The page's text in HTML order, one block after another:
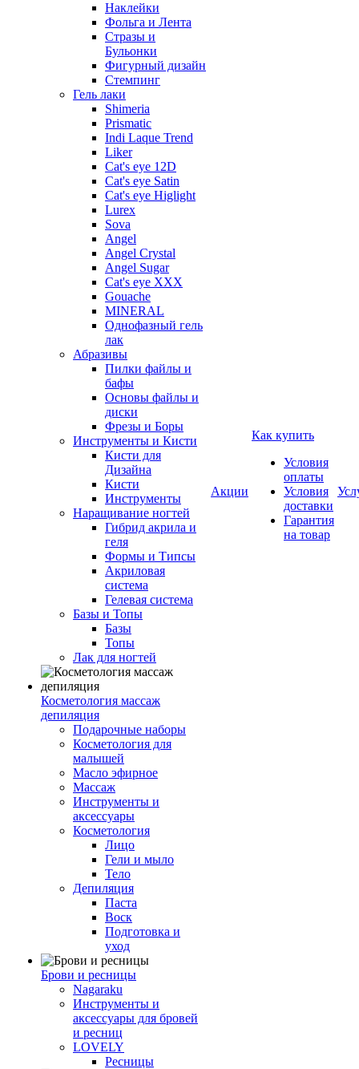
Наклейки
Фольга и Лента
Стразы и
Бульонки
Фигурный дизайн
Стемпинг
Гель лаки
Shimeria
Prismatic
Indi Laque Trend
Liker
Cat's eye 12D
Cat's eye Satin
Cat's eye Higlight
Lurex
Sova
Angel
Angel Crystal
Angel Sugar
Cat's eye XXX
Gouache
MINERAL
Однофазный гель
лак
Абразивы
Пилки файлы и
бафы
Основы файлы и
диски
Фрезы и Боры
Инструменты и Кисти
Кисти для
Дизайна
Кисти
Инструменты
Наращивание ногтей
Гибрид акрила и
геля
Формы и Типсы
Акриловая
система
Гелевая система
Базы и Топы
Базы
Топы
Лак для ногтей
Косметология массаж
депиляция
Подарочные наборы
Косметология для
малышей
Масло эфирное
Массаж
Инструменты и
аксессуары
Косметология
Лицо
Гели и мыло
Тело
Депиляция
Паста
Воск
Подготовка и
уход
Брови и ресницы
Nagaraku
Инструменты и
аксессуары для бровей
и ресниц
LOVELY
Ресницы
Акции
Как купить
Условия
оплаты
Условия
доставки
Гарантия
на товар